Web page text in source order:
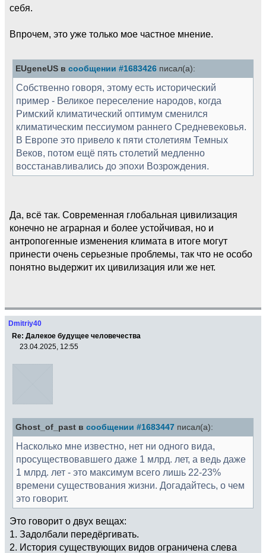
себя.
Впрочем, это уже только мое частное мнение.
EUgeneUS в сообщении #1683426 писал(а):
Собственно говоря, этому есть исторический
пример - Великое переселение народов, когда
Римский климатический оптимум сменился
климатическим пессиумом раннего Средневековья.
В Европе это привело к пяти столетиям Темных
Веков, потом ещё пять столетий медленно
восстанавливались до эпохи Возрождения.
Да, всё так. Современная глобальная цивилизация
конечно не аграрная и более устойчивая, но и
антропогенные изменения климата в итоге могут
принести очень серьезные проблемы, так что не особо
понятно выдержит их цивилизация или же нет.
Dmitriy40
Re: Далекое будущее человечества
23.04.2025, 12:55
Ghost_of_past в сообщении #1683447 писал(а):
Насколько мне известно, нет ни одного вида,
просуществовавшего даже 1 млрд. лет, а ведь даже
1 млрд. лет - это максимум всего лишь 22-23%
времени существования жизни. Догадайтесь, о чем
это говорит.
Это говорит о двух вещах:
1. Задолбали передёргивать.
2. История существующих видов ограничена слева